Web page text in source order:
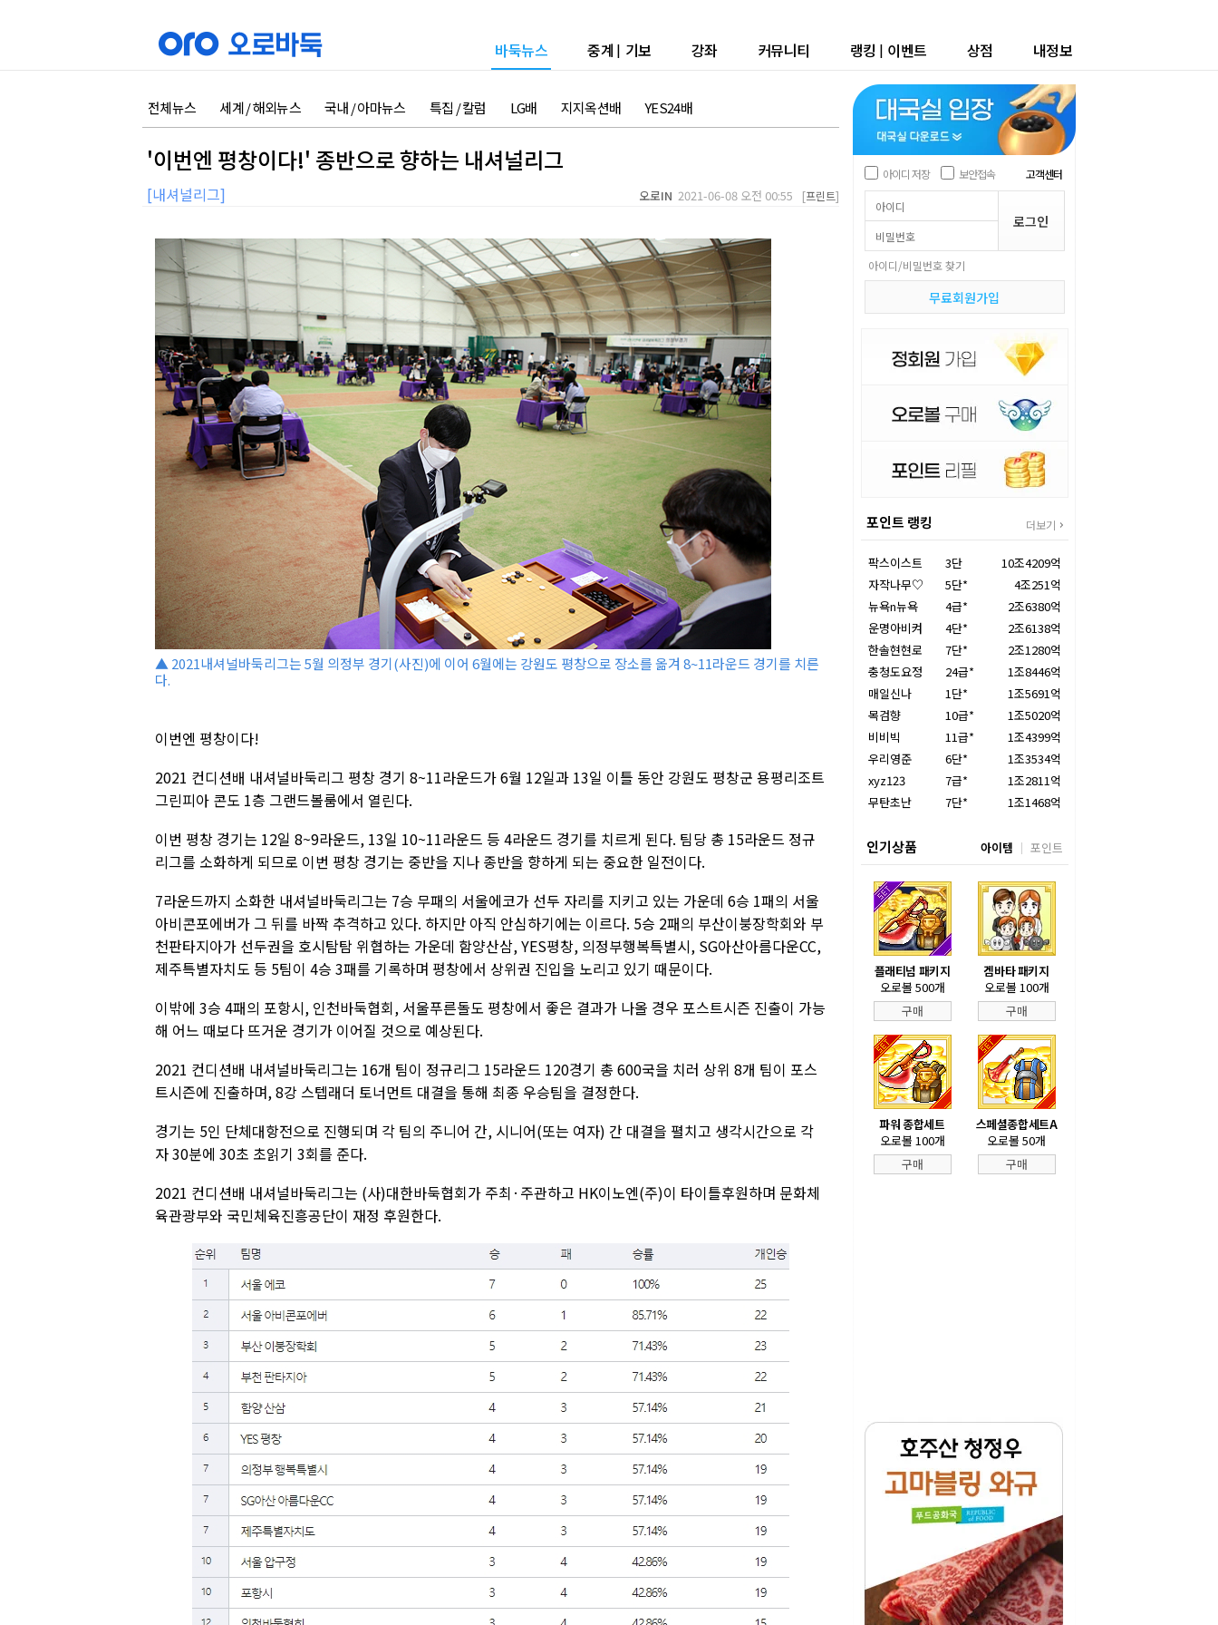
바둑뉴스 중계 | 기보 강좌 커뮤니티 랭킹 | 이벤트 상점 내정보
전체뉴스 세계 / 해외뉴스 국내 / 아마뉴스 특집 / 칼럼 LG배 지지옥션배 YES24배
'이번엔 평창이다!' 종반으로 향하는 내셔널리그
[내셔널리그] 오로IN 2021-06-08 오전 00:55 [프린트]
▲ 2021내셔널바둑리그는 5월 의정부 경기(사진)에 이어 6월에는 강원도 평창으로 장소를 옮겨 8~11라운드 경기를 치른
다.
이번엔 평창이다!
2021 컨디션배 내셔널바둑리그 평창 경기 8~11라운드가 6월 12일과 13일 이틀 동안 강원도 평창군 용평리조트
그린피아 콘도 1층 그랜드볼룸에서 열린다.
이번 평창 경기는 12일 8~9라운드, 13일 10~11라운드 등 4라운드 경기를 치르게 된다. 팀당 총 15라운드 정규
리그를 소화하게 되므로 이번 평창 경기는 중반을 지나 종반을 향하게 되는 중요한 일전이다.
7라운드까지 소화한 내셔널바둑리그는 7승 무패의 서울에코가 선두 자리를 지키고 있는 가운데 6승 1패의 서울
아비콘포에버가 그 뒤를 바짝 추격하고 있다. 하지만 아직 안심하기에는 이르다. 5승 2패의 부산이붕장학회와 부
천판타지아가 선두권을 호시탐탐 위협하는 가운데 함양산삼, YES평창, 의정부행복특별시, SG아산아름다운CC,
제주특별자치도 등 5팀이 4승 3패를 기록하며 평창에서 상위권 진입을 노리고 있기 때문이다.
이밖에 3승 4패의 포항시, 인천바둑협회, 서울푸른돌도 평창에서 좋은 결과가 나올 경우 포스트시즌 진출이 가능
해 어느 때보다 뜨거운 경기가 이어질 것으로 예상된다.
2021 컨디션배 내셔널바둑리그는 16개 팀이 정규리그 15라운드 120경기 총 600국을 치러 상위 8개 팀이 포스
트시즌에 진출하며, 8강 스텝래더 토너먼트 대결을 통해 최종 우승팀을 결정한다.
경기는 5인 단체대항전으로 진행되며 각 팀의 주니어 간, 시니어(또는 여자) 간 대결을 펼치고 생각시간으로 각
자 30분에 30초 초읽기 3회를 준다.
2021 컨디션배 내셔널바둑리그는 (사)대한바둑협회가 주최·주관하고 HK이노엔(주)이 타이틀후원하며 문화체
육관광부와 국민체육진흥공단이 재정 후원한다.
아이디 저장 보안접속 고객센터
아이디/비밀번호 찾기
무료회원가입
포인트 랭킹 더보기
팍스이스트 3단
10조4209억
자작나무♡
5단*
4조251억
뉴욕n뉴욕
4급*
2조6380억
운명아비켜
4단*
2조6138억
한솔현현로
7단*
2조1280억
충청도요정
24급*
1조8446억
매일신나
1단*
1조5691억
목검향
10급*
1조5020억
비비빅
11급*
1조4399억
우리영준
6단*
1조3534억
xyz123
7급*
1조2811억
무탄초난
7단* 1조1468억
인기상품 아이템 포인트
플래티넘 패키지
오로볼 500개
구매
겜바타 패키지
오로볼 100개
구매
파워 종합세트
오로볼 100개
구매
스페셜종합세트A
오로볼 50개
구매